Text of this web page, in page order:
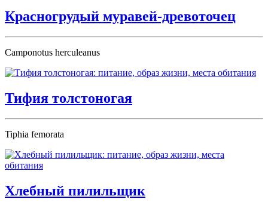
Красногрудый муравей-древоточец
Camponotus herculeanus
Тифия толстоногая
Tiphia femorata
Хлебный пилильщик